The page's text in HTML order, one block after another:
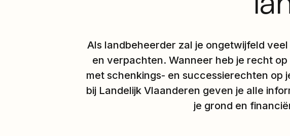
Als landbeheerder zal je ongetwijfeld
en verpachten. Wanneer heb je recht
met schenkings- en successierechten op
bij Landelijk Vlaanderen geven je alle
je grond en